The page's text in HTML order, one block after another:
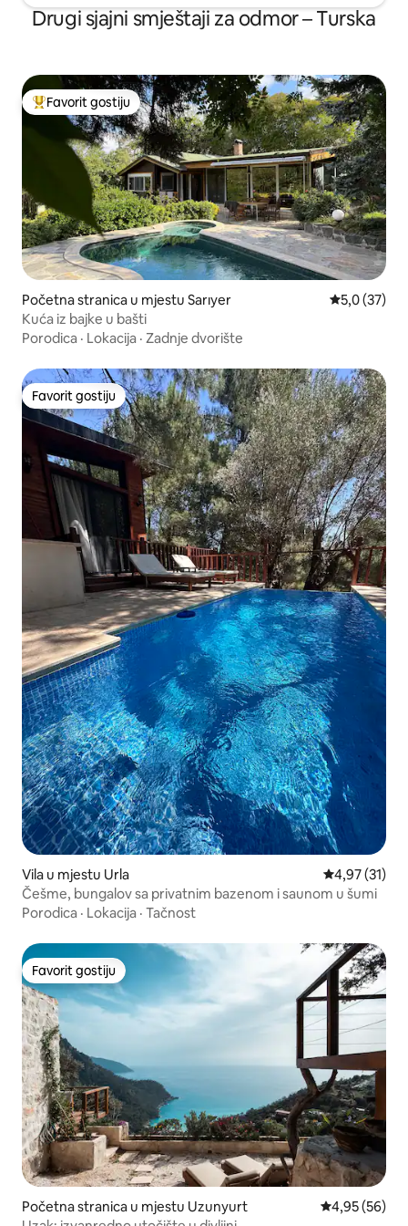
Drugi sjajni smještaji za odmor – Turska
Glavni favorit gostiju
Favorit gostiju
Početna stranica u mjestu Sarıyer prosječna
5,0 (37)
Kuća iz bajke u bašti
Porodica · Lokacija · Zadnje dvorište
Favorit gostiju
Favorit gostiju
Vila u mjestu Urla prosječna
4,97 (31)
Češme, bungalov sa privatnim bazenom i saunom u šumi
Porodica · Lokacija · Tačnost
Favorit gostiju
Favorit gostiju
Početna stranica u mjestu Uzunyurt prosječna
4,95 (56)